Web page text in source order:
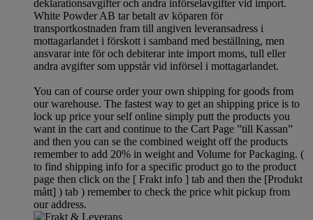
deklarationsavgifter och andra införselavgifter vid import.
White Powder AB tar betalt av köparen för
transportkostnaden fram till angiven leveransadress i
mottagarlandet i förskott i samband med beställning, men
ansvarar inte för och debiterar inte import moms, tull eller
andra avgifter som uppstår vid införsel i mottagarlandet.
You can of course order your own shipping for goods from
our warehouse. The fastest way to get an shipping price is to
lock up price your self online simply putt the products you
want in the cart and continue to the Cart Page ”till Kassan”
and then you can se the combined weight off the products
remember to add 20% in weight and Volume for Packaging. (
to find shipping info for a specific product go to the product
page then click on the [ Frakt info ] tab and then the [Produkt
mått] ) tab ) rememberto check the price whit pickup from
our address.